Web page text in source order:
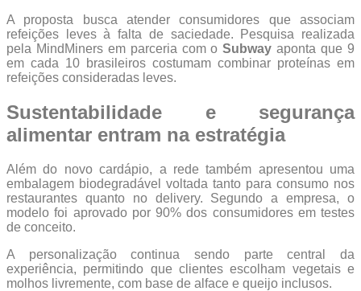
A proposta busca atender consumidores que associam
refeições leves à falta de saciedade. Pesquisa realizada
pela MindMiners em parceria com oSubway aponta que 9
em cada 10 brasileiros costumam combinar proteínas em
refeições consideradas leves.
Sustentabilidade e segurança
alimentar entram na estratégia
Além do novo cardápio, a rede também apresentou uma
embalagem biodegradável voltada tanto para consumo nos
restaurantes quanto no delivery. Segundo a empresa, o
modelo foi aprovado por 90% dos consumidores em testes
de conceito.
A personalização continua sendo parte central da
experiência, permitindo que clientes escolham vegetais e
molhos livremente, com base de alface e queijo inclusos.